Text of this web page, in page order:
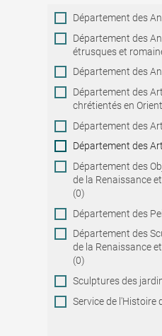
Collection
Département des
Département des
étrusques et
Département des
Département des
chrétientés en
Département des
Département des
Département des
de la Renaissance
(0)
Département des
Département des
de la Renaissance
(0)
Sculptures des
Service de l'Histoire